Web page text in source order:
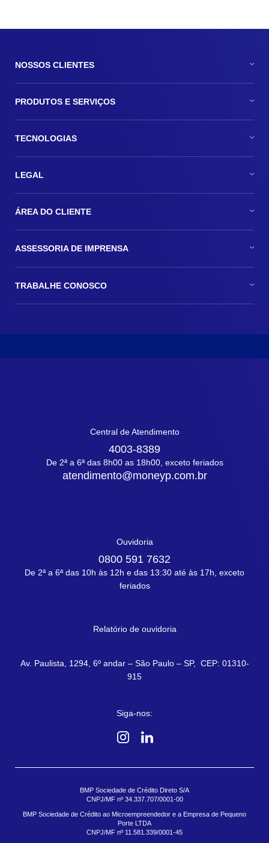
NOSSOS CLIENTES
PRODUTOS E SERVIÇOS
TECNOLOGIAS
LEGAL
ÁREA DO CLIENTE
ASSESSORIA DE IMPRENSA
TRABALHE CONOSCO
Central de Atendimento
4003-8389
De 2ª a 6ª das 8h00 as 18h00, exceto feriados
atendimento@moneyp.com.br
Ouvidoria
0800 591 7632
De 2ª a 6ª das 10h às 12h e das 13:30 até às 17h, exceto
feriados
Relatório de ouvidoria
Av. Paulista, 1294, 6º andar – São Paulo – SP, CEP: 01310-
915
Siga-nos:
BMP Sociedade de Crédito Direto S/A
CNPJ/MF nº 34.337.707/0001-00
BMP Sociedade de Crédito ao Microempreendedor e a Empresa de Pequeno
Porte LTDA
CNPJ/MF nº 11.581.339/0001-45